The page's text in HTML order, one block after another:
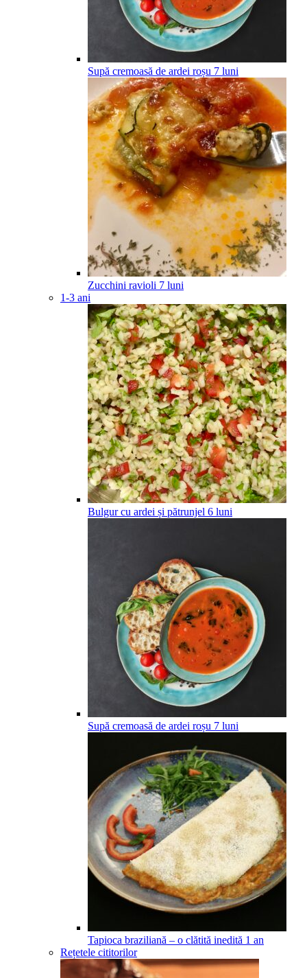
Supă cremoasă de ardei roșu 7 luni
Zucchini ravioli 7 luni
1-3 ani
Bulgur cu ardei și pătrunjel 6 luni
Supă cremoasă de ardei roșu 7 luni
Tapioca braziliană – o clătită inedită 1 an
Rețetele cititorilor